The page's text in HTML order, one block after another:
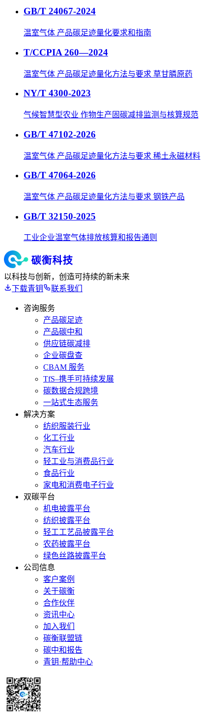
GB/T 24067-2024
温室气体 产品碳足迹量化要求和指南
T/CCPIA 260—2024
温室气体 产品碳足迹量化方法与要求 草甘膦原药
NY/T 4300-2023
气候智慧型农业 作物生产固碳减排监测与核算规范
GB/T 47102-2026
温室气体 产品碳足迹量化方法与要求 稀土永磁材料
GB/T 47064-2026
温室气体 产品碳足迹量化方法与要求 钢铁产品
GB/T 32150-2025
工业企业温室气体排放核算和报告通则
以科技与创新，创造可持续的新未来
下载青钥
联系我们
咨询服务
产品碳足迹
产品碳中和
供应链碳减排
企业碳盘查
CBAM 服务
TfS–携手可持续发展
碳数据合规跨境
一站式生态服务
解决方案
纺织服装行业
化工行业
汽车行业
轻工业与消费品行业
食品行业
家电和消费电子行业
双碳平台
机电披露平台
纺织披露平台
轻工工艺品披露平台
农药披露平台
绿色丝路披露平台
公司信息
客户案例
关于碳衡
合作伙伴
资讯中心
加入我们
碳衡联盟链
碳中和报告
青钥·帮助中心